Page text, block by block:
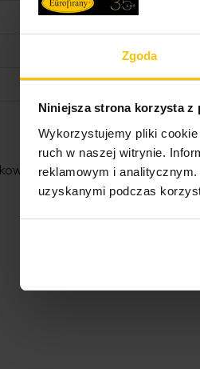
Zgoda
Niniejsza strona korzysta z
Wykorzystujemy pliki
ruch w naszej witrynie.
reklamowym i
uzyskanymi podczas
szt.
100% poliester
5%
668 g
i bezpieczeństwa